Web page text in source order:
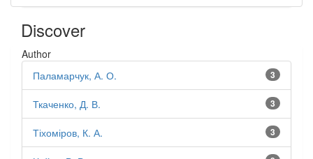
Discover
Author
3
Паламарчук, А. О.
3
Ткаченко, Д. В.
3
Тіхоміров, К. А.